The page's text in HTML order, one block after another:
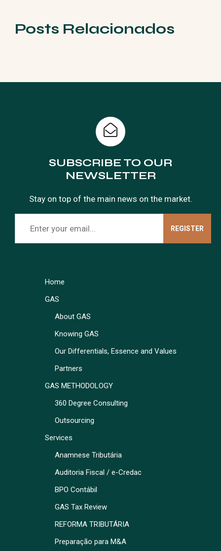
Posts Relacionados
SUBSCRIBE TO OUR
NEWSLETTER
Stay on top of the main news on the market.
Home
GAS
About GAS
Knowing GAS
Our Differentials, Essence and Values
Partners
GAS METHODOLOGY
360 Degree Consulting
Outsourcing
Services
Anamnese Tributária
Auditoria Fiscal / e-Credac
BPO Contábil
GAS Tax Review
REFORMA TRIBUTÁRIA
Preparação para M&A